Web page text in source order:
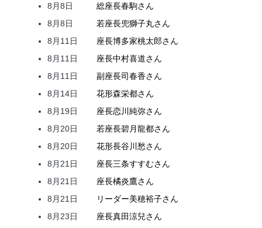
8月8日
総座長春駒さん
8月8日
若座長兜獅子丸さん
8月11日
座長博多家桃太郎さん
8月11日
座長中村喜道さん
8月11日
副座長司春香さん
8月14日
花形森栄都さん
8月19日
座長恋川純弥さん
8月20日
若座長碧月龍都さん
8月20日
花形長谷川愁さん
8月21日
座長三条すすむさん
8月21日
座長橘炎鷹さん
8月21日
リーダー美穂裕子さん
8月23日
座長真田涼兒さん